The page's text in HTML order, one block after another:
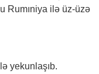
Rumıniya ilə üz-üzə
yekunlaşıb.